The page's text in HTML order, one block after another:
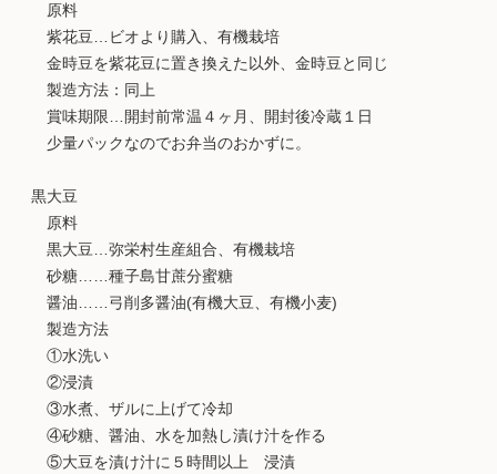
原料
紫花豆…ビオより購入、有機栽培
金時豆を紫花豆に置き換えた以外、金時豆と同じ
製造方法：同上
賞味期限…開封前常温４ヶ月、開封後冷蔵１日
少量パックなのでお弁当のおかずに。
黒大豆
原料
黒大豆…弥栄村生産組合、有機栽培
砂糖……種子島甘蔗分蜜糖
醤油……弓削多醤油(有機大豆、有機小麦)
製造方法
①水洗い
②浸漬
③水煮、ザルに上げて冷却
④砂糖、醤油、水を加熱し漬け汁を作る
⑤大豆を漬け汁に５時間以上 浸漬